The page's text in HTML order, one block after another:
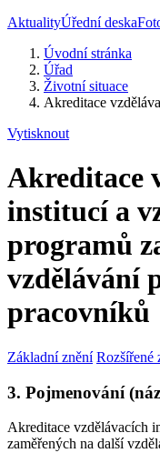
AktualityÚřední deska
Úvodní stránka
Úřad
Životní situace
Akreditace
Vytisknout
Akreditace
institucí a
programů
vzdělávání
pracovníků
Základní znění Rozšířené
3. Pojmenování
Akreditace vzdělávacích
zaměřených na další